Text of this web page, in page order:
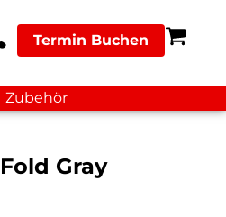
Termin Buchen
Zubehör
Gray